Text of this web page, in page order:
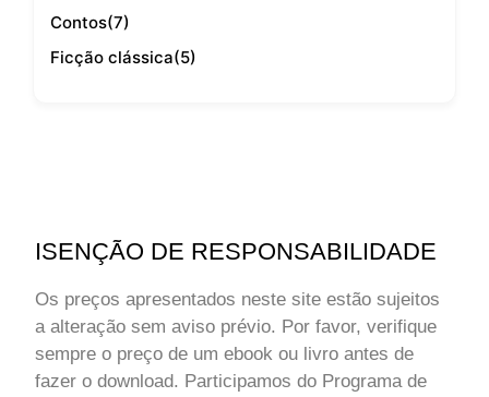
Contos(7)
Ficção clássica(5)
ISENÇÃO DE RESPONSABILIDADE
Os preços apresentados neste site estão sujeitos
a alteração sem aviso prévio. Por favor, verifique
sempre o preço de um ebook ou livro antes de
fazer o download. Participamos do Programa de